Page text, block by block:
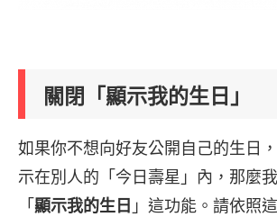
關閉「顯示我的生日」
如果你不想向好友公開自己的生日
示在別人的「今日壽星」內，那麼
「 顯示我的生日 」這功能。請依照